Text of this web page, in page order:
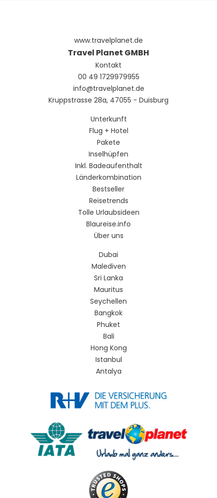
www.travelplanet.de
Travel Planet GMBH
Kontakt
00 49 1729979955
info@travelplanet.de
Kruppstrasse 28a, 47055 - Duisburg
Unterkunft
Flug + Hotel
Pakete
Inselhüpfen
Inkl. Badeaufenthalt
Länderkombination
Bestseller
Reisetrends
Tolle Urlaubsideen
Blaureise.info
Über uns
Dubai
Malediven
Sri Lanka
Mauritus
Seychellen
Bangkok
Phuket
Bali
Hong Kong
Istanbul
Antalya